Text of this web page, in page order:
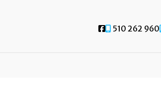
Social link
510 262 960